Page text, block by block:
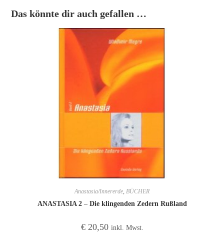
Das könnte dir auch gefallen …
Anastasia/Innererde, BÜCHER
ANASTASIA 2 – Die klingenden Zedern Rußland
€20,50 inkl. Mwst.